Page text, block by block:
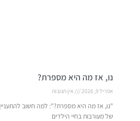
נו, אז מה היא מספרת?
אפריל 9, 2026 אין תגובות
"נו, אז מה היא מספרת?": למה חשוב
של מעורבות בחיי הילדים